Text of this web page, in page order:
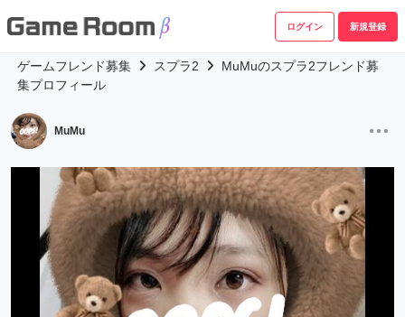
ログイン 新規登録
ゲームフレンド募集 スプラ2
MuMuのスプラ2フレンド募
集プロフィール
MuMu